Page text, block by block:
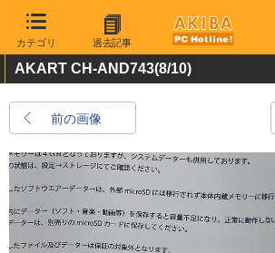
カテゴリ 過去記事
AKART CH-AND743(8/10)
前の画像